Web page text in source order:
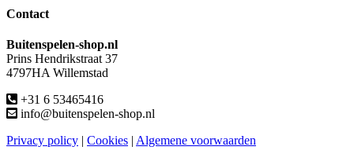
Contact
Buitenspelen-shop.nl
Prins Hendrikstraat 37
4797HA Willemstad
+31 6 53465416
info@buitenspelen-shop.nl
Privacy policy | Cookies | Algemene voorwaarden